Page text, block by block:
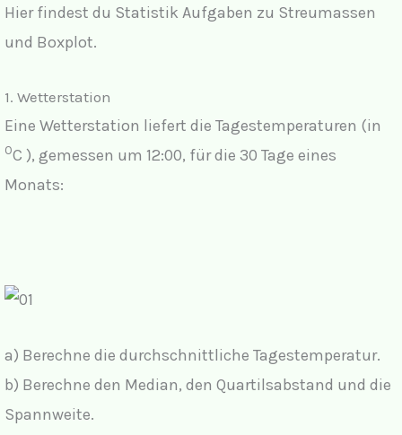
Hier findest du Statistik Aufgaben zu Streumassen
und Boxplot.
1. Wetterstation
Eine Wetterstation liefert die Tagestemperaturen (in
0C ), gemessen um 12:00, für die 30 Tage eines
Monats:
a) Berechne die durchschnittliche Tagestemperatur.
b) Berechne den Median, den Quartilsabstand und die
Spannweite.